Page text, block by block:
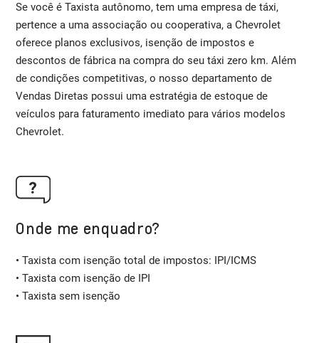
Se você é Taxista autônomo, tem uma empresa de táxi,
pertence a uma associação ou cooperativa, a Chevrolet
oferece planos exclusivos, isenção de impostos e
descontos de fábrica na compra do seu táxi zero km. Além
de condições competitivas, o nosso departamento de
Vendas Diretas possui uma estratégia de estoque de
veículos para faturamento imediato para vários modelos
Chevrolet.
Onde me enquadro?
• Taxista com isenção total de impostos: IPI/ICMS
• Taxista com isenção de IPI
• Taxista sem isenção